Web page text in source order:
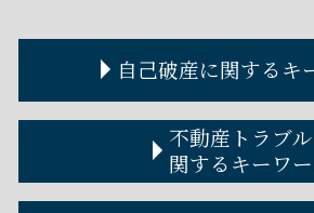
自己破産に関するキ
破産管財人とは わかりやすく
自己破産 デメリット
自己破産とは デメリット
不動産トラブ
関するキーワ